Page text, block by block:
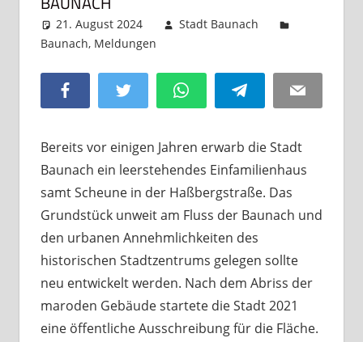
21. August 2024
Stadt Baunach
Baunach, Meldungen
Facebook Twitter WhatsAppTelegram Email
Bereits vor einigen Jahren erwarb die Stadt
Baunach ein leerstehendes Einfamilienhaus
samt Scheune in der Haßbergstraße. Das
Grundstück unweit am Fluss der Baunach und
den urbanen Annehmlichkeiten des
historischen Stadtzentrums gelegen sollte
neu entwickelt werden. Nach dem Abriss der
maroden Gebäude startete die Stadt 2021
eine öffentliche Ausschreibung für die Fläche.